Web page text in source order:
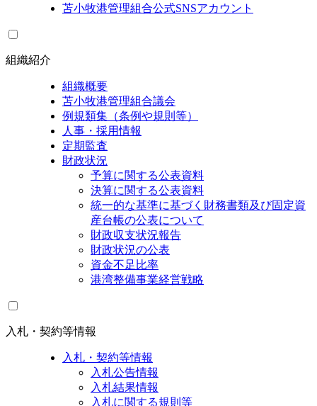
苫小牧港管理組合公式SNSアカウント
組織紹介
組織概要
苫小牧港管理組合議会
例規類集（条例や規則等）
人事・採用情報
定期監査
財政状況
予算に関する公表資料
決算に関する公表資料
統一的な基準に基づく財務書類及び固定資
産台帳の公表について
財政収支状況報告
財政状況の公表
資金不足比率
港湾整備事業経営戦略
入札・契約等情報
入札・契約等情報
入札公告情報
入札結果情報
入札に関する規則等